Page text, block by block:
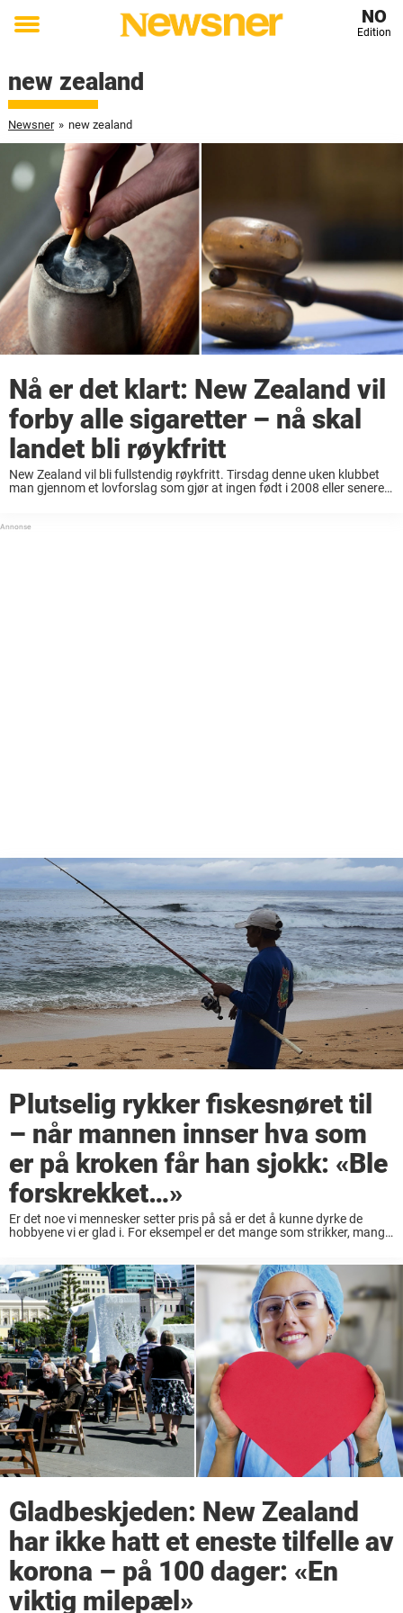
Toggle
NO
Edition
new zealand
Newsner » new zealand
Nå er det klart: New Zealand vil
forby alle sigaretter – nå skal
landet bli røykfritt
New Zealand vil bli fullstendig røykfritt. Tirsdag denne uken klubbet
man gjennom et lovforslag som gjør at ingen født i 2008 eller senere
Plutselig rykker fiskesnøret til
– når mannen innser hva som
er på kroken får han sjokk: «Ble
forskrekket…»
Er det noe vi mennesker setter pris på så er det å kunne dyrke de
hobbyene vi er glad i. For eksempel er det mange som strikker, mange
Gladbeskjeden: New Zealand
har ikke hatt et eneste tilfelle av
korona – på 100 dager: «En
viktig milepæl»